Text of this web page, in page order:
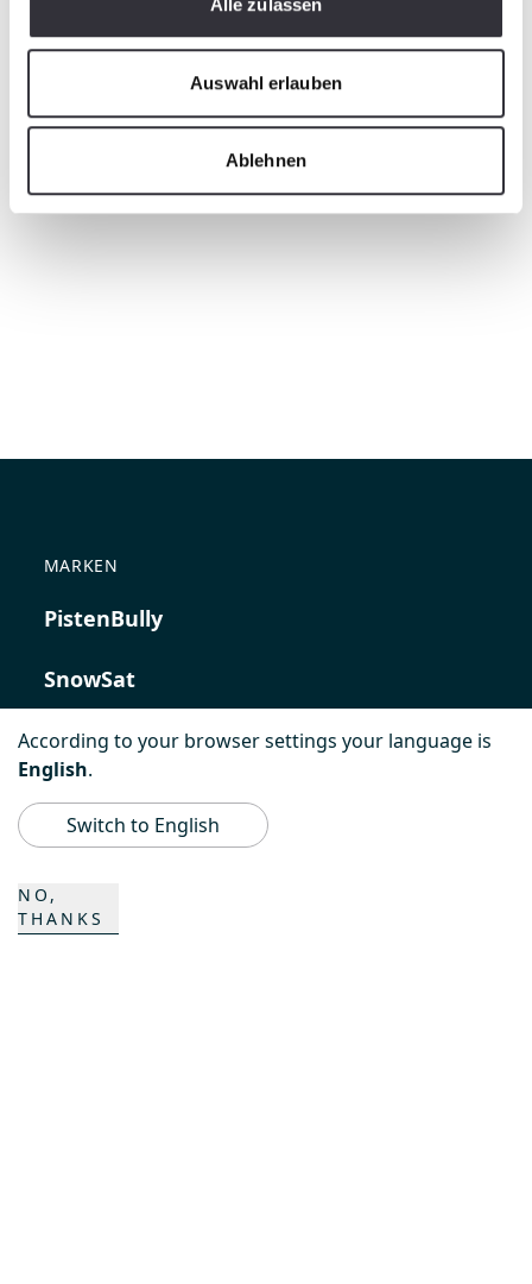
Alle zulassen
Auswahl erlauben
Ablehnen
MARKEN
PistenBully
SnowSat
PowerBully
BeachTech
K COMPOSITES
According to your browser settings your language is
English.
NO,
THANKS
Switch to English